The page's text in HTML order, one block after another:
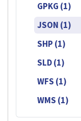
GPKG (1)
JSON (1)
SHP (1)
SLD (1)
WFS (1)
WMS (1)